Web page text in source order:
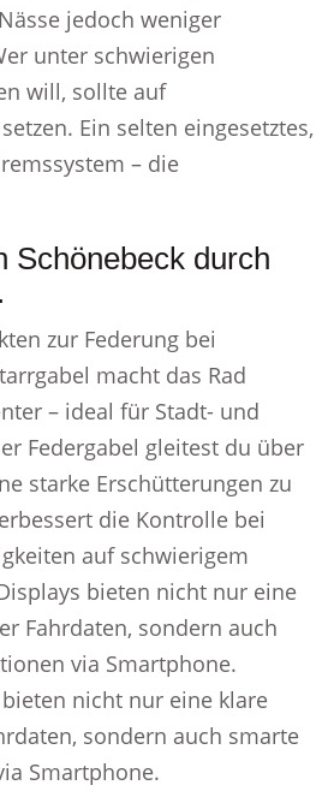
jedoch weniger
unter schwierigen
will, sollte auf
Ein selten eingesetztes,
– die
Schönebeck durch
zur Federung bei
macht das Rad
– ideal für Stadt- und
Federgabel gleitest du über
starke Erschütterungen zu
die Kontrolle bei
auf schwierigem
bieten nicht nur eine
Fahrdaten, sondern auch
via Smartphone.
nicht nur eine klare
sondern auch smarte
Smartphone.